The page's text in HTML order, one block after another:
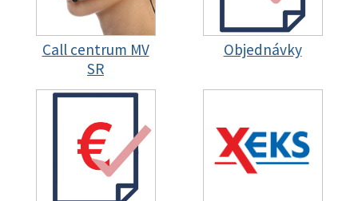
Call centrum MV
SR
Objednávky